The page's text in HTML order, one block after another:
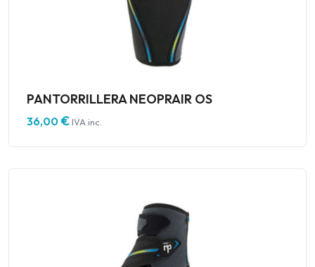
PANTORRILLERA NEOPRAIR OS
36,00€IVA inc.